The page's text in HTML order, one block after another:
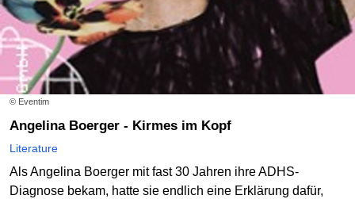
© Eventim
Angelina Boerger - Kirmes im Kopf
Literature
Als Angelina Boerger mit fast 30 Jahren ihre ADHS-
Diagnose bekam, hatte sie endlich eine Erklärung dafür,